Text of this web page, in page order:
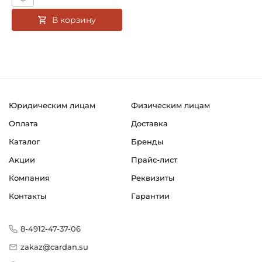
В корзину
Юридическим лицам
Физическим лицам
Оплата
Доставка
Каталог
Бренды
Акции
Прайс-лист
Компания
Реквизиты
Контакты
Гарантии
8-4912-47-37-06
zakaz@cardan.su